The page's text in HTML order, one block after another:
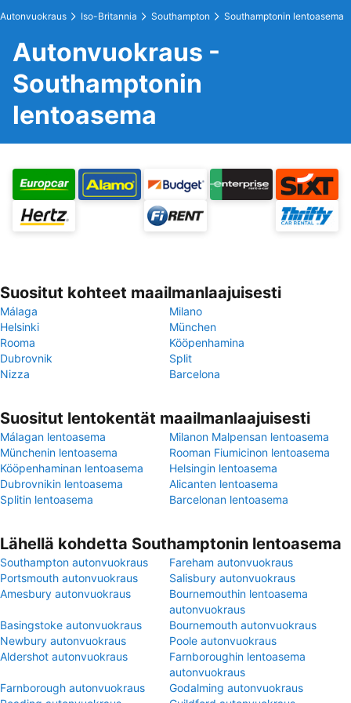
Autonvuokraus Iso-Britannia Southampton Southamptonin lentoasema
Autonvuokraus -
Southamptonin
lentoasema
Suositut kohteet maailmanlaajuisesti
Málaga
Milano
Helsinki
München
Rooma
Kööpenhamina
Dubrovnik
Split
Nizza
Barcelona
Suositut lentokentät maailmanlaajuisesti
Málagan lentoasema
Milanon Malpensan lentoasema
Münchenin lentoasema
Rooman Fiumicinon lentoasema
Kööpenhaminan lentoasema
Helsingin lentoasema
Dubrovnikin lentoasema
Alicanten lentoasema
Splitin lentoasema
Barcelonan lentoasema
Lähellä kohdetta Southamptonin lentoasema
Southampton autonvuokraus
Fareham autonvuokraus
Portsmouth autonvuokraus
Salisbury autonvuokraus
Amesbury autonvuokraus
Bournemouthin lentoasema
autonvuokraus
Basingstoke autonvuokraus
Bournemouth autonvuokraus
Newbury autonvuokraus
Poole autonvuokraus
Aldershot autonvuokraus
Farnboroughin lentoasema
autonvuokraus
Farnborough autonvuokraus
Godalming autonvuokraus